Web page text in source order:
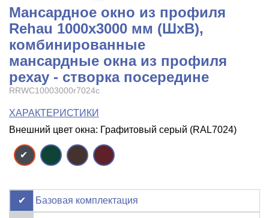
Мансардное окно из профиля
Rehau 1000x3000 мм (ШхВ),
комбинированные
мансардные окна из профиля
рехау - створка посередине
RRWC10003000r7024c
ХАРАКТЕРИСТИКИ
Внешний цвет окна: Графитовый серый (RAL7024)
Базовая комплектация